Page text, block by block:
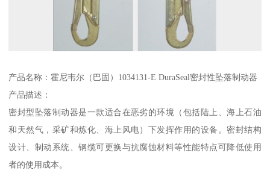
产品名称：霍尼韦尔（巴固）1034131-E DuraSeal密封性坠落制动器
产品描述：
密封型坠落制动器是一款适合在恶劣的环境（包括陆上、海上石油
和天然气，采矿和炼化、海上风电）下发挥作用的设备。密封结构
设计、制动系统、钢缆可更换与抗腐蚀材料等性能特点可降低使用
者的使用成本。